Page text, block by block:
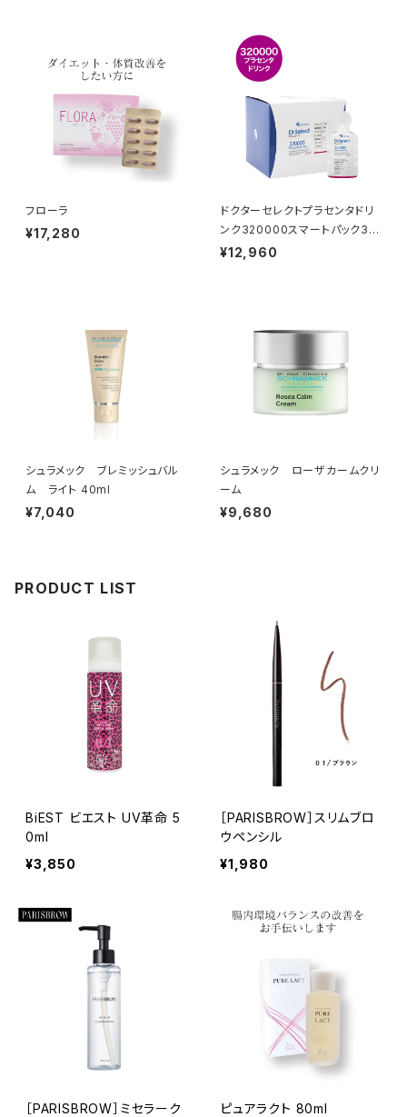
フローラ
¥17,280
ドクターセレクトプラセンタドリ
ンク320000スマートパック30
包
¥12,960
シュラメック ブレミッシュバル
ム ライト 40ml
¥7,040
シュラメック ローザカームクリ
ーム
¥9,680
PRODUCT LIST
BiEST ビエスト UV革命 5
0ml
¥3,850
［PARISBROW］スリムブロ
ウペンシル
¥1,980
［PARISBROW］ミセラーク
ピュアラクト 80ml